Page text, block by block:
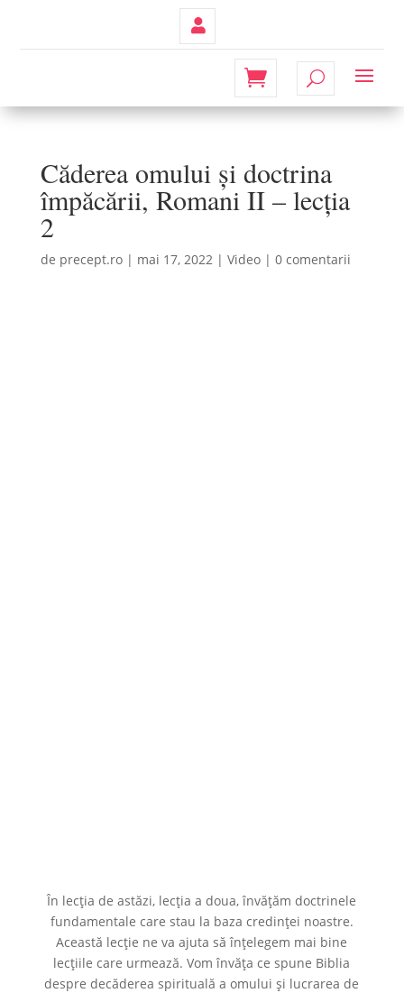
Meu
Căderea omului și doctrina
împăcării, Romani II – lecția
2
de precept.ro| mai 17, 2022| Video| 0 comentarii
În lecția de astăzi, lecția a doua, învățăm doctrinele
fundamentale care stau la baza credinței noastre.
Această lecție ne va ajuta să înțelegem mai bine
lecțiile care urmează. Vom învăța ce spune Biblia
despre decăderea spirituală a omului și lucrarea de